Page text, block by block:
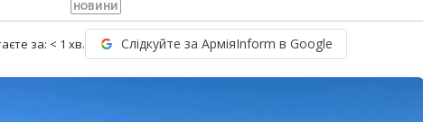
НОВИНИ
за: < 1 хв. Слідкуйте за АрміяInform в Google